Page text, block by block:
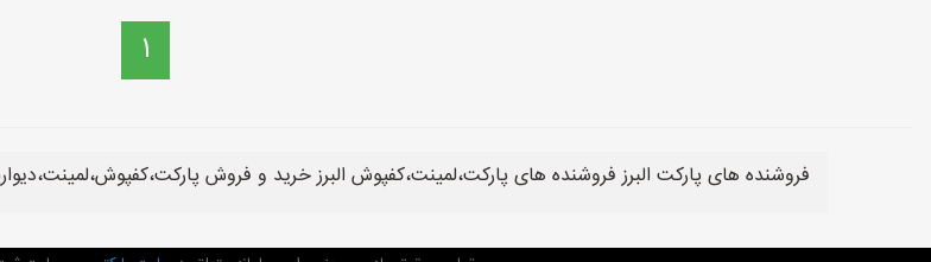
1
فروشنده های پارکت البرز فروشنده های پارکت،لمینت،کفپوش البرز خرید و فروش